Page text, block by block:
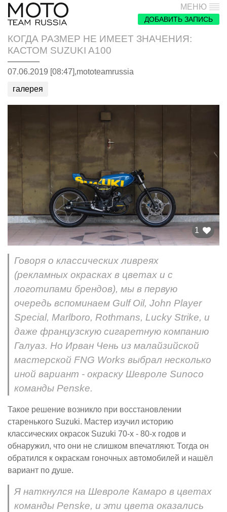
МЕНЮ
ДОБАВИТЬ ЗАПИСЬ
КОГДА РАЗМЕР НЕ ИМЕЕТ ЗНАЧЕНИЯ:
КАСТОМ SUZUKI A100
07.06.2019 [08:47],mototeamrussia
галерея
1
Говоря о классических ливреях
(рекламных окрасках в цветах и с
логотипами брендов), мы в первую
очередь вспоминаем Gulf Oil, John Player
Special, Marlboro, Rothmans, Lucky Strike, и
даже французскую сигаретную компанию
Галуаз. Но Ирван Чень из малайзийской
мастерской FNG Works выбрал несколько
иной вариант - окраску Шевроле Sunoco
команды Penske.
Такое решение возникло при восстановлении
старенького Suzuki. Мастер изучил историю
классических окрасок Suzuki 70-х - 80-х годов и
обнаружил, что они не слишком впечатляют. Тогда он
обратился к окраскам гоночных автомобилей и нашёл
вариант по душе.
Я наткнулся на Шевроле Камаро в цветах
команды Penske, и эти цвета оказались